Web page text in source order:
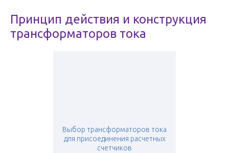
Принцип действия и конструкция
трансформаторов тока
Выбор трансформаторов тока
для присоединения расчетных
счетчиков